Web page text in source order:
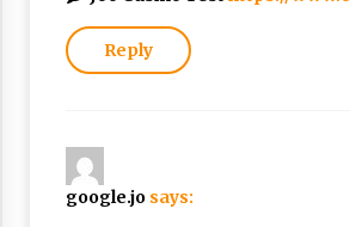
Reply
google.jo says: